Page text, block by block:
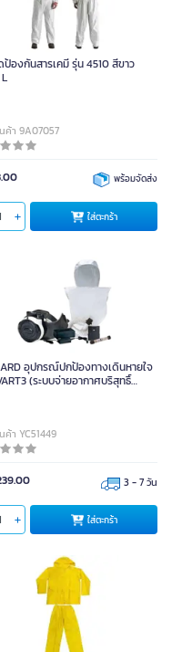
ป้องกันสารเคมี รุ่น 4510 สีขาว
ค้า 9A07057
พร้อมจัดส่ง
ใส่ตะกร้า
อุปกรณ์ปกป้องทางเดินหายใจ
(ระบบจ่ายอากาศบริสุทธิ์
า YC51449
3 - 7 วัน
ใส่ตะกร้า
ป้องกันสารเคมีเสื้อ-กางเกง PVC +